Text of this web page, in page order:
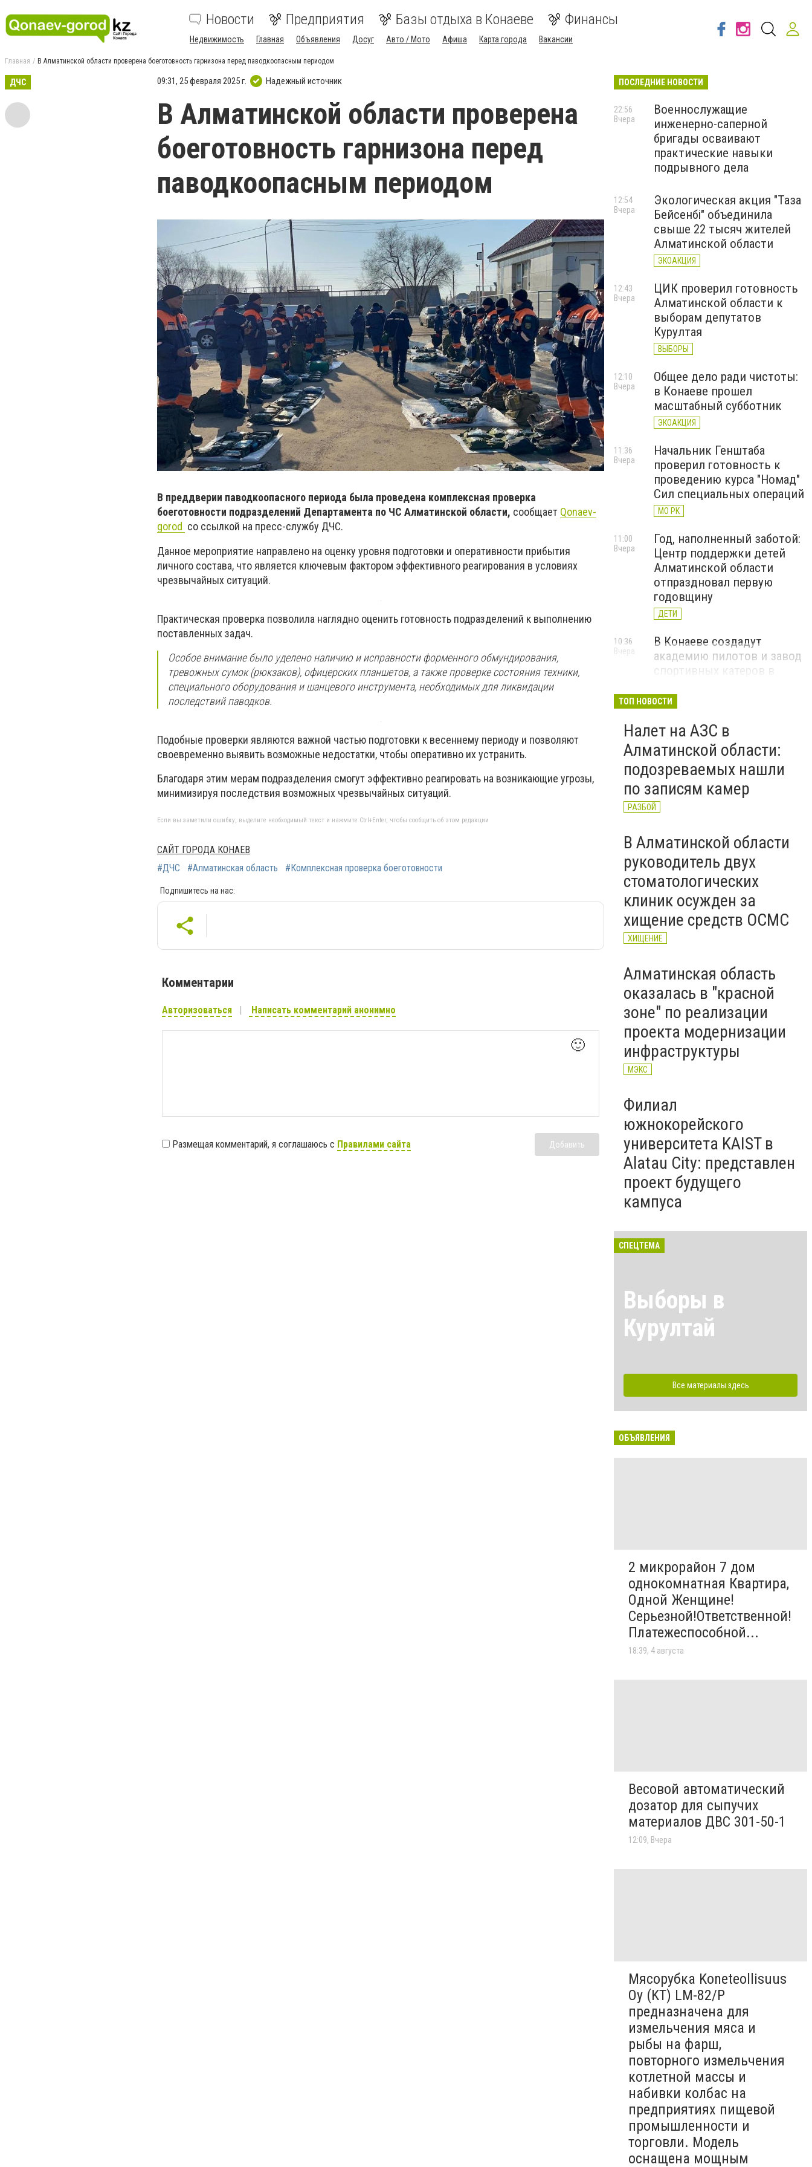
Новости Предприятия Базы отдыха в Конаеве Финансы
Недвижимость Главная Объявления Досуг Авто / Мото Афиша Карта города Вакансии
Главная В Алматинской области проверена боеготовность гарнизона перед паводкоопасным периодом
ДЧС 09:31, 25 февраля 2025 г. Надежный источник
В Алматинской области проверена
боеготовность гарнизона перед
паводкоопасным периодом
В преддверии паводкоопасного периода была проведена комплексная проверка
боеготовности подразделений Департамента по ЧС Алматинской области, сообщает Qonaev-
gorod со ссылкой на пресс-службу ДЧС.
Данное мероприятие направлено на оценку уровня подготовки и оперативности прибытия
личного состава, что является ключевым фактором эффективного реагирования в условиях
чрезвычайных ситуаций.
Практическая проверка позволила наглядно оценить готовность подразделений к выполнению
поставленных задач.
Особое внимание было уделено наличию и исправности форменного обмундирования,
тревожных сумок (рюкзаков), офицерских планшетов, а также проверке состояния техники,
специального оборудования и шанцевого инструмента, необходимых для ликвидации
последствий паводков.
Подобные проверки являются важной частью подготовки к весеннему периоду и позволяют
своевременно выявить возможные недостатки, чтобы оперативно их устранить.
Благодаря этим мерам подразделения смогут эффективно реагировать на возникающие угрозы,
минимизируя последствия возможных чрезвычайных ситуаций.
Если вы заметили ошибку, выделите необходимый текст и нажмите Ctrl+Enter, чтобы сообщить об этом редакции
САЙТ ГОРОДА КОНАЕВ
#ДЧС
#Алматинская область #Комплексная проверка боеготовности
Подпишитесь на нас:
Комментарии
Авторизоваться Написать комментарий анонимно
🙂
Размещая комментарий, я соглашаюсь с Правилами сайта Добавить
ПОСЛЕДНИЕ НОВОСТИ
Военнослужащие
инженерно-саперной
бригады осваивают
практические навыки
подрывного дела
22:56
Вчера
Экологическая акция "Таза
Бейсенбі" объединила
свыше 22 тысяч жителей
Алматинской области
ЭКОАКЦИЯ
12:54
Вчера
ЦИК проверил готовность
Алматинской области к
выборам депутатов
Курултая
ВЫБОРЫ
12:43
Вчера
Общее дело ради чистоты:
в Конаеве прошел
масштабный субботник
ЭКОАКЦИЯ
12:10
Вчера
Начальник Генштаба
проверил готовность к
проведению курса "Номад"
Сил специальных операций
МО РК
11:36
Вчера
Год, наполненный заботой:
Центр поддержки детей
Алматинской области
отпраздновал первую
годовщину
ДЕТИ
11:00
Вчера
В Конаеве создадут
академию пилотов и завод
спортивных катеров в
H2O
10:36
Вчера
В Алатау планируют
реализовать пилотный
проект по производству
"зеленого" авиатоплива
НОВОСТИ КОМПАНИЙ
11:56
5 августа
ТОП НОВОСТИ
Налет на АЗС в
Алматинской области:
подозреваемых нашли
по записям камер
РАЗБОЙ
В Алматинской области
руководитель двух
стоматологических
клиник осужден за
хищение средств ОСМС
ХИЩЕНИЕ
Алматинская область
оказалась в "красной
зоне" по реализации
проекта модернизации
инфраструктуры
МЭКС
Филиал
южнокорейского
университета KAIST в
Alatau City: представлен
проект будущего
кампуса
СПЕЦТЕМА
Выборы в
Курултай
Все материалы здесь
ОБЪЯВЛЕНИЯ
2 микрорайон 7 дом
однокомнатная Квартира,
Одной Женщине!
Серьезной!Ответственной!
Платежеспособной...
18:39, 4 августа
Весовой автоматический
дозатор для сыпучих
материалов ДВС 301-50-1
12:09, Вчера
Мясорубка Koneteollisuus
Oy (KT)​ LM-82/P
предназначена для
измельчения мяса и
рыбы на фарш,
повторного измельчения
котлетной массы и
набивки колбас на
предприятиях пищевой
промышленности и
торговли. Модель
оснащена мощным